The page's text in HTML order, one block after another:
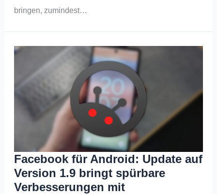
bringen, zumindest…
Facebook für Android: Update auf
Version 1.9 bringt spürbare
Verbesserungen mit